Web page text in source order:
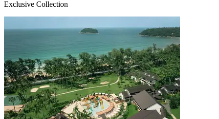
Exclusive Collection